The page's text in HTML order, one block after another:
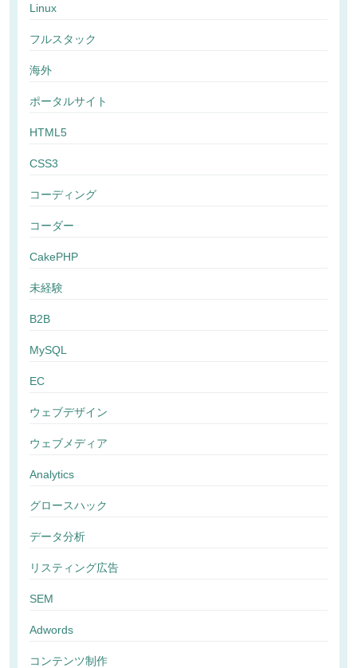
Linux
フルスタック
海外
ポータルサイト
HTML5
CSS3
コーディング
コーダー
CakePHP
未経験
B2B
MySQL
EC
ウェブデザイン
ウェブメディア
Analytics
グロースハック
データ分析
リスティング広告
SEM
Adwords
コンテンツ制作